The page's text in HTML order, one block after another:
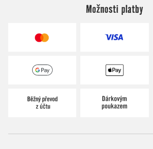
Možnosti platby